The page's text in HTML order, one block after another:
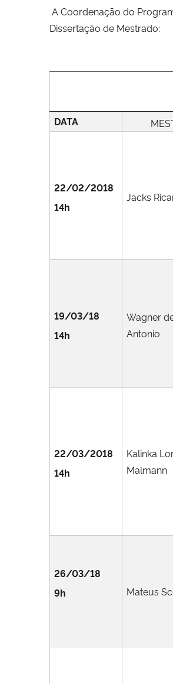
A Coordenação do
Dissertação de Mestrado:
DATA
22/02/2018
14h
Jacks
19/03/18
14h
Wagner
Antonio
22/03/2018
14h
Kalinka
Malmann
26/03/18
9h
Mateus